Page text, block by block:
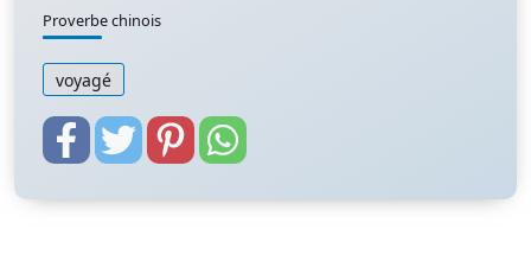
Proverbe chinois
voyagé